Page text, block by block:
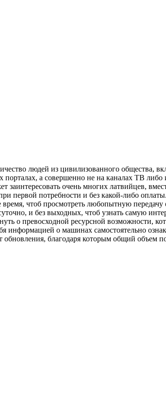
людей из цивилизованного общества,
а совершенно не на каналах ТВ
заинтересовать очень многих латвийцев,
первой потребности и без какой-либо
чтоб просмотреть любопытную
и без выходных, чтоб узнать самую
о превосходной ресурсной возможности,
информацией о машинах самостоятельно
обновления, благодаря которым общий объем